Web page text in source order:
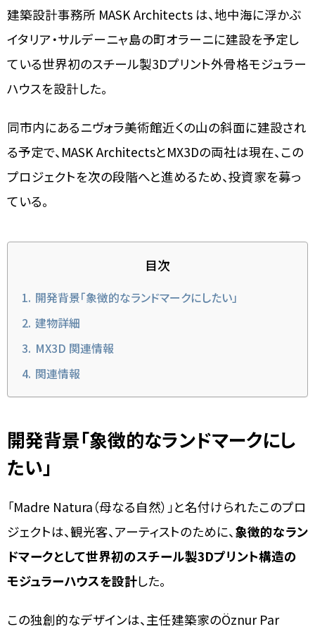
建築設計事務所 MASK Architects は、地中海に浮かぶ
イタリア・サルデーニャ島の町オラーニに建設を予定し
ている世界初のスチール製3Dプリント外骨格モジュラー
ハウスを設計した。
同市内にあるニヴォラ美術館近くの山の斜面に建設され
る予定で、MASK ArchitectsとMX3Dの両社は現在、この
プロジェクトを次の段階へと進めるため、投資家を募っ
ている。
目次
開発背景「象徴的なランドマークにしたい」
建物詳細
MX3D 関連情報
関連情報
開発背景「象徴的なランドマークにし
たい」
「Madre Natura（母なる自然）」と名付けられたこのプロ
ジェクトは、観光客、アーティストのために、 象徴的なラン
ドマークとして世界初のスチール製3Dプリント構造の
モジュラーハウスを設計した。
この独創的なデザインは、主任建築家のÖznur Par